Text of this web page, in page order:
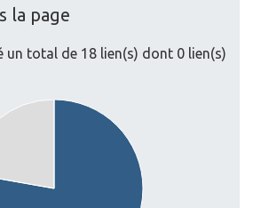
la page
un total de 18 lien(s) dont 0 lien(s)